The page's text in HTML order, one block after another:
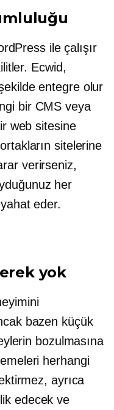
ile çalışır
Ecwid,
entegre olur
bir CMS veya
web sitesine
sitelerine
verirseniz,
her
eder.
yok
bazen küçük
bozulmasına
herhangi
ayrıca
edecek ve